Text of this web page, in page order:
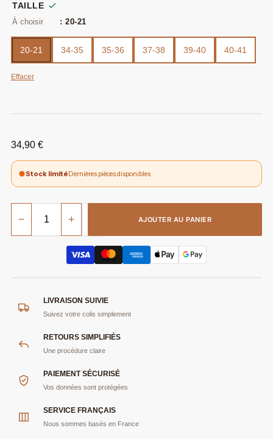
TAILLE
: 20-21
20-21 34-35 35-36 37-38 39-40 40-41
Effacer
34,90 €
Stock limitéDernières pièces disponibles
− + AJOUTER AU PANIER
LIVRAISON SUIVIE
Suivez votre colis simplement
RETOURS SIMPLIFIÉS
Une procédure claire
PAIEMENT SÉCURISÉ
Vos données sont protégées
SERVICE FRANÇAIS
Nous sommes basés en France